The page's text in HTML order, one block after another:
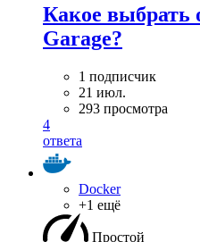
Какое выбрать
Garage?
1 подписчик
21 июл.
293 просмотра
4
ответа
Docker
+1 ещё
Простой